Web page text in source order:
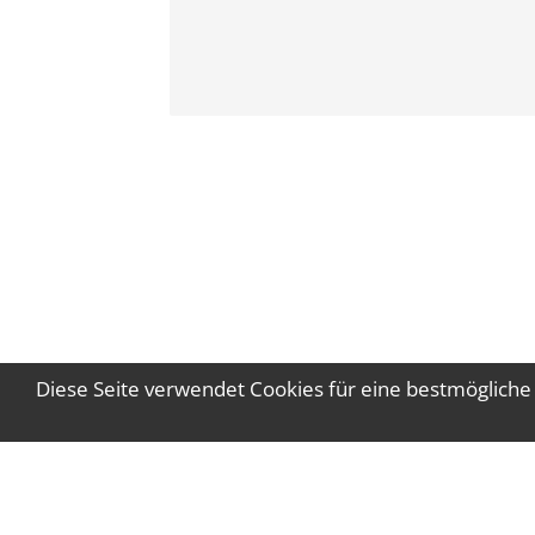
Diese Seite verwendet Cookies für eine